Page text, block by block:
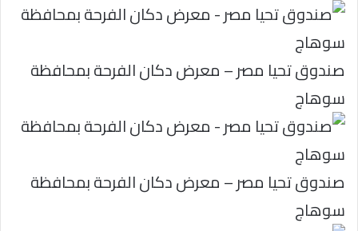
صندوق تحيا مصر – معرض دكان الفرحة بمحافظة
سوهاج
صندوق تحيا مصر – معرض دكان الفرحة بمحافظة
سوهاج